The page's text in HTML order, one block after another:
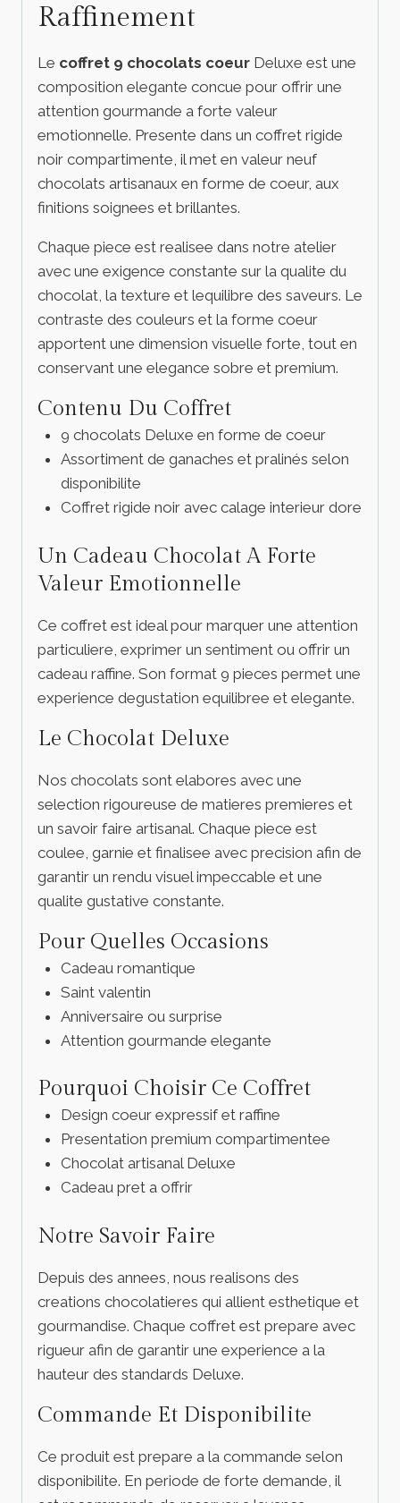
Raffinement
Le coffret 9 chocolats coeur Deluxe est une
composition elegante concue pour offrir une
attention gourmande a forte valeur
emotionnelle. Presente dans un coffret rigide
noir compartimente, il met en valeur neuf
chocolats artisanaux en forme de coeur, aux
finitions soignees et brillantes.
Chaque piece est realisee dans notre atelier
avec une exigence constante sur la qualite du
chocolat, la texture et lequilibre des saveurs. Le
contraste des couleurs et la forme coeur
apportent une dimension visuelle forte, tout en
conservant une elegance sobre et premium.
Contenu Du Coffret
9 chocolats Deluxe en forme de coeur
Assortiment de ganaches et pralinés selon
disponibilite
Coffret rigide noir avec calage interieur dore
Un Cadeau Chocolat A Forte
Valeur Emotionnelle
Ce coffret est ideal pour marquer une attention
particuliere, exprimer un sentiment ou offrir un
cadeau raffine. Son format 9 pieces permet une
experience degustation equilibree et elegante.
Le Chocolat Deluxe
Nos chocolats sont elabores avec une
selection rigoureuse de matieres premieres et
un savoir faire artisanal. Chaque piece est
coulee, garnie et finalisee avec precision afin de
garantir un rendu visuel impeccable et une
qualite gustative constante.
Pour Quelles Occasions
Cadeau romantique
Saint valentin
Anniversaire ou surprise
Attention gourmande elegante
Pourquoi Choisir Ce Coffret
Design coeur expressif et raffine
Presentation premium compartimentee
Chocolat artisanal Deluxe
Cadeau pret a offrir
Notre Savoir Faire
Depuis des annees, nous realisons des
creations chocolatieres qui allient esthetique et
gourmandise. Chaque coffret est prepare avec
rigueur afin de garantir une experience a la
hauteur des standards Deluxe.
Commande Et Disponibilite
Ce produit est prepare a la commande selon
disponibilite. En periode de forte demande, il